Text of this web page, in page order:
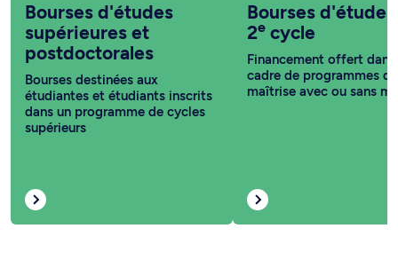
Bourses d'études
supérieures et
postdoctorales
Bourses destinées aux
étudiantes et étudiants inscrits
dans un programme de cycles
supérieurs
Bourses
2e cycle
Financement offert dans
cadre de programmes de
maîtrise avec ou sans